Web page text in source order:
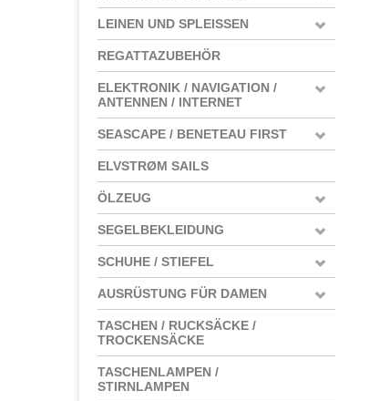
LEINEN UND SPLEISSEN
REGATTAZUBEHÖR
ELEKTRONIK / NAVIGATION /
ANTENNEN / INTERNET
SEASCAPE / BENETEAU FIRST
ELVSTRØM SAILS
ÖLZEUG
SEGELBEKLEIDUNG
SCHUHE / STIEFEL
AUSRÜSTUNG FÜR DAMEN
TASCHEN / RUCKSÄCKE /
TROCKENSÄCKE
TASCHENLAMPEN /
STIRNLAMPEN